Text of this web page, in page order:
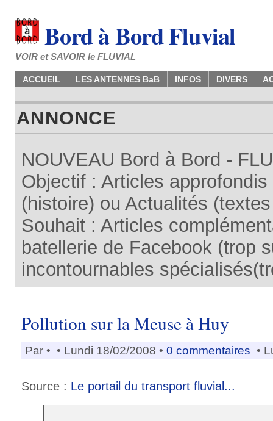
Bord à Bord Fluvial
VOIR et SAVOIR le FLUVIAL
ACCUEIL LES ANTENNES BaB INFOS DIVERS
ANNONCE
NOUVEAU Bord à Bord -
Objectif : Articles
(histoire) ou Actualités
Souhait : Articles
batellerie de Facebook (trop
incontournables
Pollution sur la Meuse à Huy
Par • • Lundi 18/02/2008 • 0 commentaires •
Source : Le portail du transport fluvial...